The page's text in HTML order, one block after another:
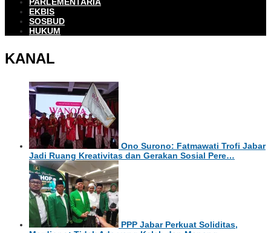
EKBIS
SOSBUD
HUKUM
KANAL
Ono Surono: Fatmawati Trofi Jabar
Jadi Ruang Kreativitas dan Gerakan Sosial Pere…
PPP Jabar Perkuat Soliditas,